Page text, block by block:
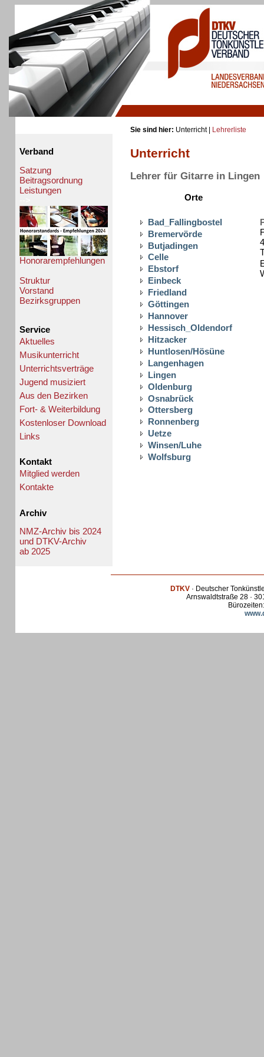
Verband
Satzung
Beitragsordnung
Leistungen
Honorarempfehlungen
Struktur
Vorstand
Bezirksgruppen
Service
Aktuelles
Musikunterricht
Unterrichtsverträge
Jugend musiziert
Aus den Bezirken
Fort- & Weiterbildung
Kostenloser Download
Links
Kontakt
Mitglied werden
Kontakte
Archiv
NMZ-Archiv bis 2024
und DTKV-Archiv
ab 2025
Sie sind hier: Unterricht | Lehrerliste
Unterricht
Lehrer für Gitarre in Lingen
Orte
Bad_Fallingbostel
Bremervörde
Butjadingen
Celle
Ebstorf
Einbeck
Friedland
Göttingen
Hannover
Hessisch_Oldendorf
Hitzacker
Huntlosen/Hösüne
Langenhagen
Lingen
Oldenburg
Osnabrück
Ottersberg
Ronnenberg
Uetze
Winsen/Luhe
Wolfsburg
DTKV· Deutscher
Arnswaldtstraße 28 ·